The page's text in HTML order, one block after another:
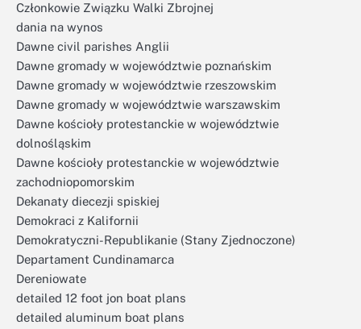
Członkowie Związku Walki Zbrojnej
dania na wynos
Dawne civil parishes Anglii
Dawne gromady w województwie poznańskim
Dawne gromady w województwie rzeszowskim
Dawne gromady w województwie warszawskim
Dawne kościoły protestanckie w województwie
dolnośląskim
Dawne kościoły protestanckie w województwie
zachodniopomorskim
Dekanaty diecezji spiskiej
Demokraci z Kalifornii
Demokratyczni-Republikanie (Stany Zjednoczone)
Departament Cundinamarca
Dereniowate
detailed 12 foot jon boat plans
detailed aluminum boat plans